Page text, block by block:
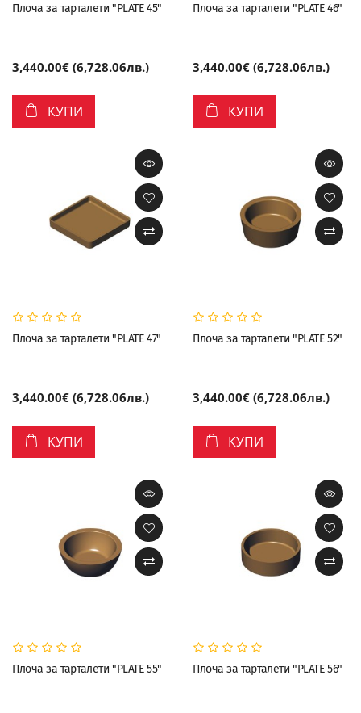
Плоча за тарталети "PLATE 45"
3,440.00€ (6,728.06лв.)
КУПИ
Плоча за тарталети "PLATE 46"
3,440.00€ (6,728.06лв.)
КУПИ
Плоча за тарталети "PLATE 47"
3,440.00€ (6,728.06лв.)
КУПИ
Плоча за тарталети "PLATE 52"
3,440.00€ (6,728.06лв.)
КУПИ
Плоча за тарталети "PLATE 55" Плоча за тарталети "PLATE 56"